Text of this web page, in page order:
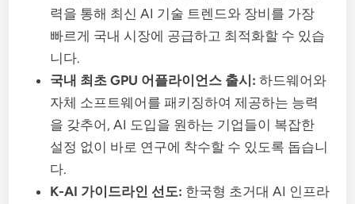
력을 통해 최신 AI 기술 트렌드와 장비를 가장
빠르게 국내 시장에 공급하고 최적화할 수 있습
니다.
국내 최초 GPU 어플라이언스 출시: 하드웨어와
자체 소프트웨어를 패키징하여 제공하는 능력
을 갖추어, AI 도입을 원하는 기업들이 복잡한
설정 없이 바로 연구에 착수할 수 있도록 돕습니
다.
K-AI 가이드라인 선도: 한국형 초거대 AI 인프라